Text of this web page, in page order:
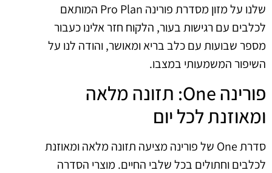
שלנו על מזון מסדרת פורינה Pro Plan המותאם
לכלבים עם רגישות בעור, הלקוח חזר אלינו כעבור
מספר שבועות עם כלב בריא ומאושר, והודה לנו על
השיפור המשמעותי במצבו.
פורינה One: תזונה מלאה
ומאוזנת לכל יום
סדרת One של פורינה מציעה תזונה מלאה ומאוזנת
לכלבים וחתולים בכל שלבי החיים. מוצרי הסדרה